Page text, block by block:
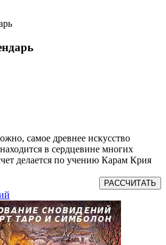
самое древнее искусство
в сердцевине многих
делается по учению Карам Крия
РАССЧИТАТЬ